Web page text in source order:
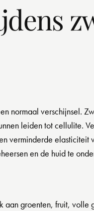
normaal verschijnsel.
leiden tot cellulite.
verminderde elasticiteit
en de huid te
aan groenten, fruit, volle